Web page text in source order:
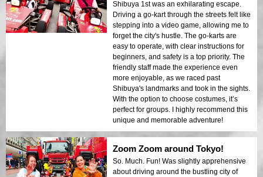
Shibuya 1st was an exhilarating escape.
Driving a go-kart through the streets felt like
stepping into a video game, allowing me to
forget the city's hustle. The go-karts are
easy to operate, with clear instructions for
beginners, and safety is a top priority. The
friendly staff made the experience even
more enjoyable, as we raced past
Shibuya's landmarks and took in the sights.
With the option to choose costumes, it’s
perfect for groups. I highly recommend this
unique and memorable adventure!
Zoom Zoom around Tokyo!
So. Much. Fun! Was slightly apprehensive
about driving around the bustling city of